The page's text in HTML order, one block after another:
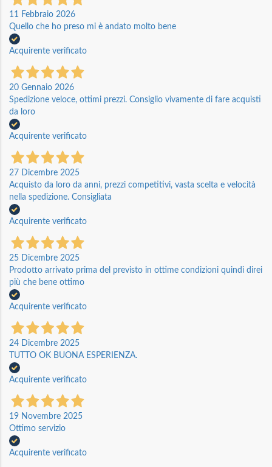
11 Febbraio 2026
Quello che ho preso mi è andato molto bene
Acquirente verificato
20 Gennaio 2026
Spedizione veloce, ottimi prezzi. Consiglio vivamente di fare acquisti
da loro
Acquirente verificato
27 Dicembre 2025
Acquisto da loro da anni, prezzi competitivi, vasta scelta e velocità
nella spedizione. Consigliata
Acquirente verificato
25 Dicembre 2025
Prodotto arrivato prima del previsto in ottime condizioni quindi direi
più che bene ottimo
Acquirente verificato
24 Dicembre 2025
TUTTO OK BUONA ESPERIENZA.
Acquirente verificato
19 Novembre 2025
Ottimo servizio
Acquirente verificato